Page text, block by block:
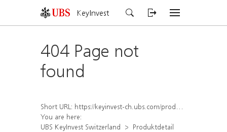
KeyInvest
404 Page not
found
Short URL: https://keyinvest-ch.ubs.com/produkt/detail/index/isin/CH1567405803
You are here:
UBS KeyInvest Switzerland
Produktdetail